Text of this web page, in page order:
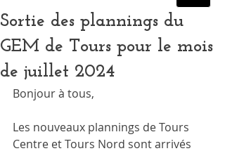
Sortie des plannings du
GEM de Tours pour le mois
de juillet 2024
Bonjour à tous,
Les nouveaux plannings de Tours
Centre et Tours Nord sont arrivés